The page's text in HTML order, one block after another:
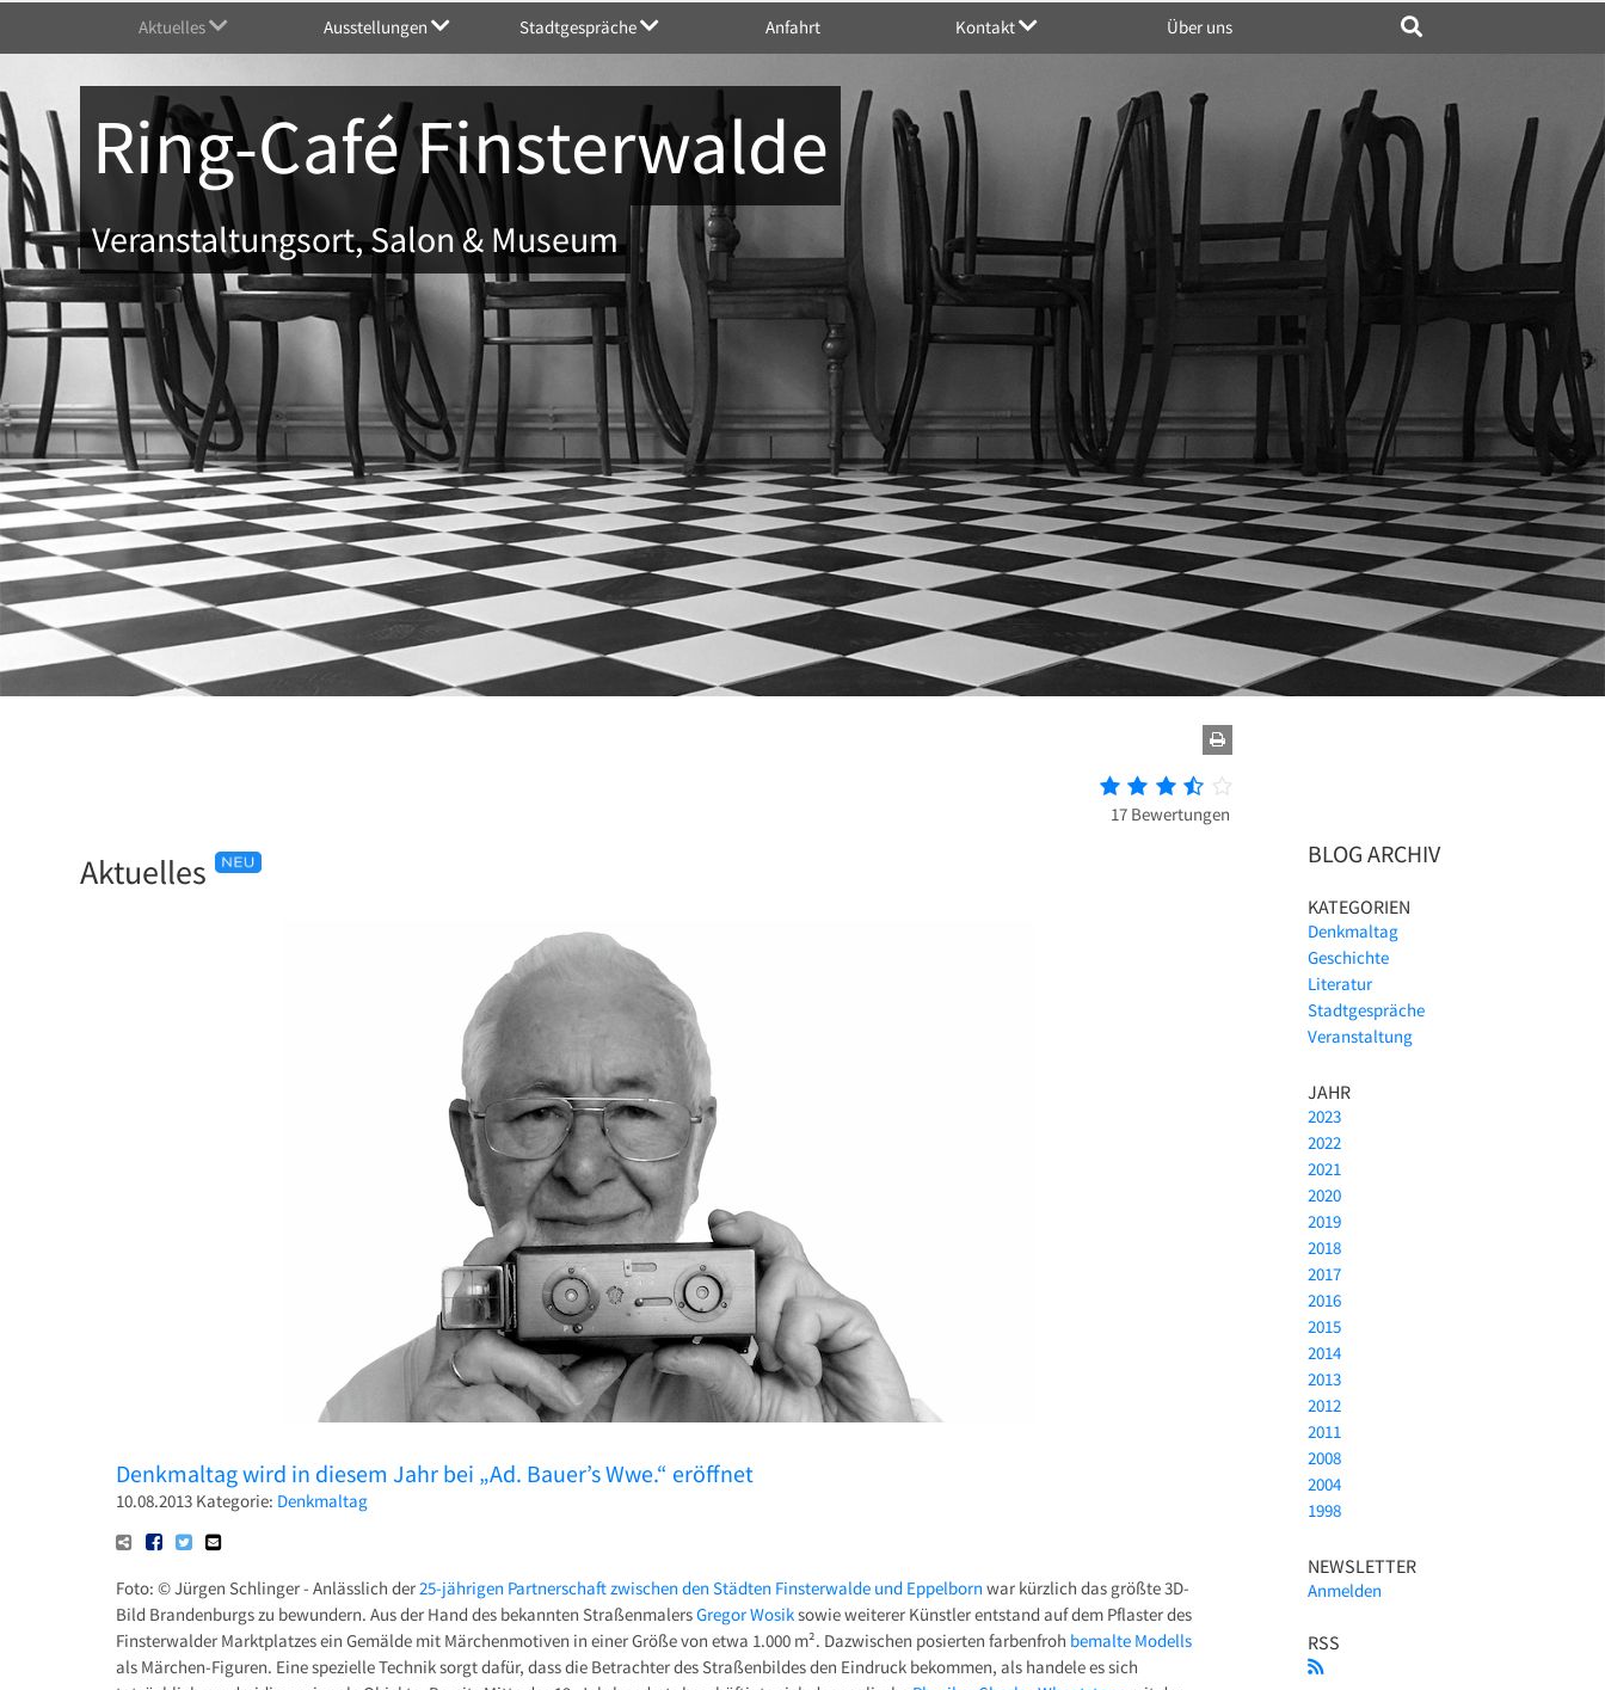
Aktuelles Ausstellungen Stadtgespräche Anfahrt Kontakt Über uns
Ring-Café Finsterwalde
Veranstaltungsort, Salon & Museum
17 Bewertungen
Aktuelles
Denkmaltag wird in diesem Jahr bei „Ad. Bauer’s Wwe.“ eröffnet
10.08.2013 Kategorie: Denkmaltag
Foto: © Jürgen Schlinger - Anlässlich der25-jährigen Partnerschaft zwischen den Städten Finsterwalde und Eppelborn war kürzlich das größte 3D-
Bild Brandenburgs zu bewundern. Aus der Hand des bekannten StraßenmalersGregor Wosiksowie weiterer Künstler entstand auf dem Pflaster des
Finsterwalder Marktplatzes ein Gemälde mit Märchenmotiven in einer Größe von etwa 1.000 m². Dazwischen posierten farbenfroh bemalte Modells
als Märchen-Figuren. Eine spezielle Technik sorgt dafür, dass die Betrachter des Straßenbildes den Eindruck bekommen, als handele es sich
BLOG ARCHIV
KATEGORIEN
Denkmaltag
Geschichte
Literatur
Stadtgespräche
Veranstaltung
JAHR
2023
2022
2021
2020
2019
2018
2017
2016
2015
2014
2013
2012
2011
2008
2004
1998
NEWSLETTER
Anmelden
RSS